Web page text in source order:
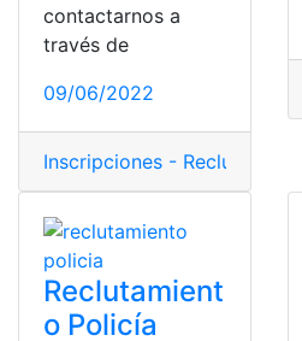
contactarnos a
través de
09/06/2022
Inscripciones - Reclutamiento
Reclutamient
o Policía